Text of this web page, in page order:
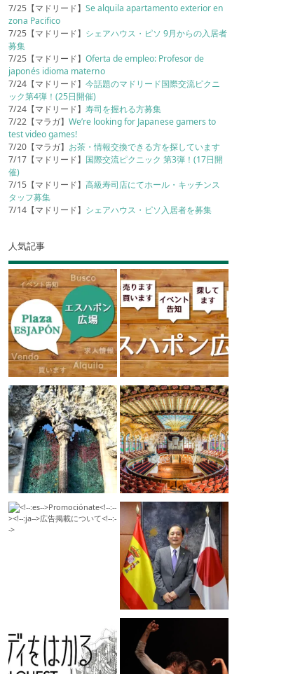
7/25【マドリード】Se alquila apartamento exterior en
zona Pacifico
7/25【マドリード】 シェアハウス・ピソ 9月からの入居者
募集
7/25【マドリード】Oferta de empleo: Profesor de
japonés idioma materno
7/24【マドリード】今話題のマドリード国際交流ピクニ
ック第4弾！(25日開催)
7/24【マドリード】寿司を握れる方募集
7/22【マラガ】We’re looking for Japanese gamers to
test video games!
7/20【マラガ】 お茶・情報交換できる方を探しています
7/17【マドリード】 国際交流ピクニック 第3弾！(17日開
催)
7/15【マドリード】高級寿司店にてホール・キッチンス
タッフ募集
7/14【マドリード】 シェアハウス・ピソ入居者を募集
人気記事